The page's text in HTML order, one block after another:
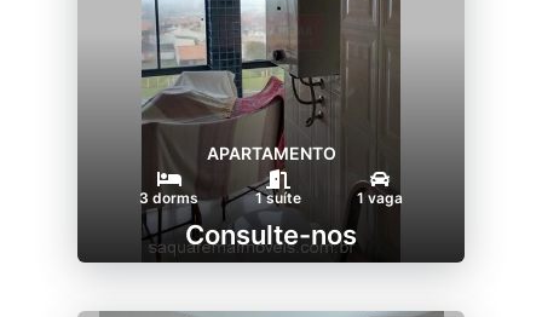
APARTAMENTO
3 dorms 1 suíte 1 vaga
Consulte-nos